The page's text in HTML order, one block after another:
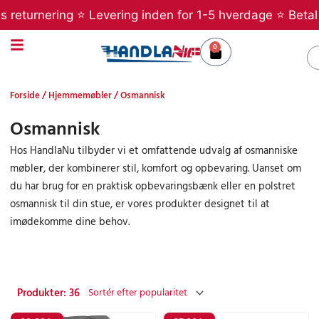
til
indholdet
⭐ Levering inden for 1-5 hverdage ⭐ Betal
0
Kurv
Forside/Hjemmemøbler/ Osmannisk
Osmannisk
Hos HandlaNu tilbyder vi et omfattende udvalg af osmanniske
møbler, der kombinerer stil, komfort og opbevaring. Uanset om
du har brug for en praktisk opbevaringsbænk eller en polstret
osmannisk til din stue, er vores produkter designet til at
imødekomme dine behov.
Produkter: 36